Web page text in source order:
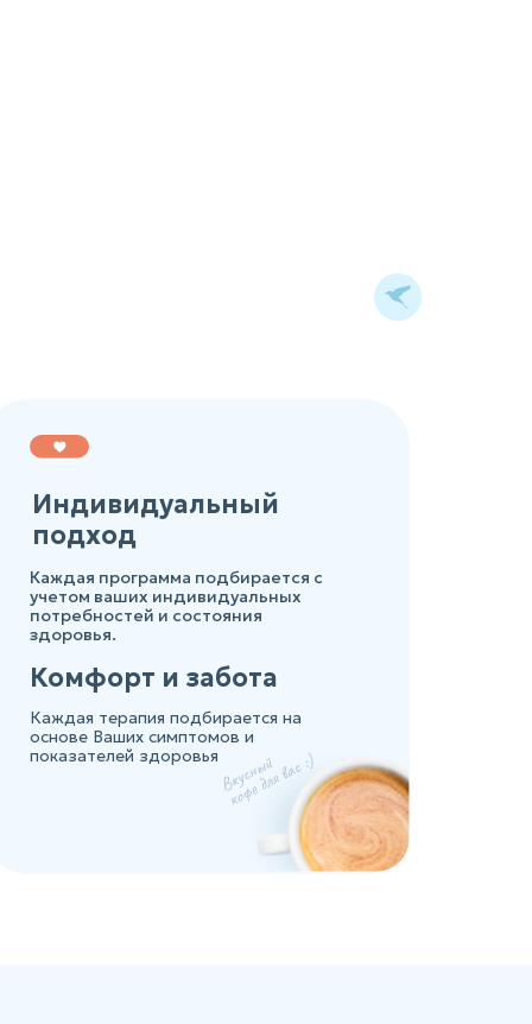
Индивидуальный
подход
Каждая программа подбирается с
учетом ваших индивидуальных
потребностей и состояния
здоровья.
Комфорт и забота
Каждая терапия подбирается на
основе Ваших симптомов и
показателей здоровья